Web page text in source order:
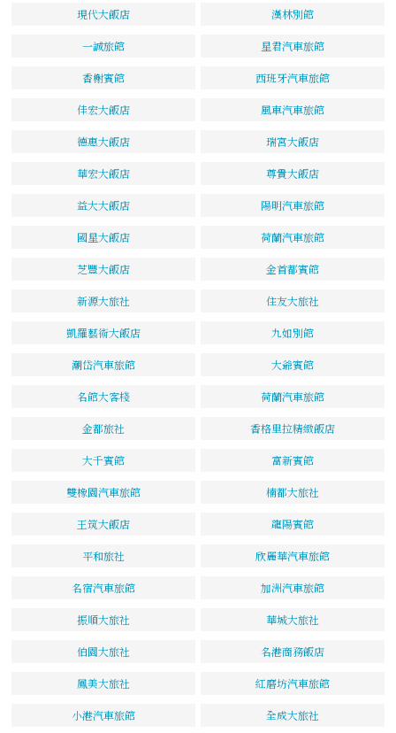
現代大飯店 漢林別館
一誠旅館 星君汽車旅館
香榭賓館 西班牙汽車旅館
佳宏大飯店 風車汽車旅館
德惠大飯店 瑞宮大飯店
華宏大飯店 尊貴大飯店
益大大飯店 陽明汽車旅館
國星大飯店 荷蘭汽車旅館
芝豐大飯店 金首都賓館
新源大旅社 住友大旅社
凱羅藝術大飯店 九如別館
潮岱汽車旅館 大爺賓館
名館大客棧 荷蘭汽車旅館
金都旅社 香格里拉精緻飯店
大千賓館 富新賓館
雙橡園汽車旅館 楠都大旅社
王筑大飯店 龍陽賓館
平和旅社 欣麗華汽車旅館
名宿汽車旅館 加洲汽車旅館
振順大旅社 華城大旅社
伯園大旅社 名港商務飯店
鳳美大旅社 紅磨坊汽車旅館
小港汽車旅館 全成大旅社